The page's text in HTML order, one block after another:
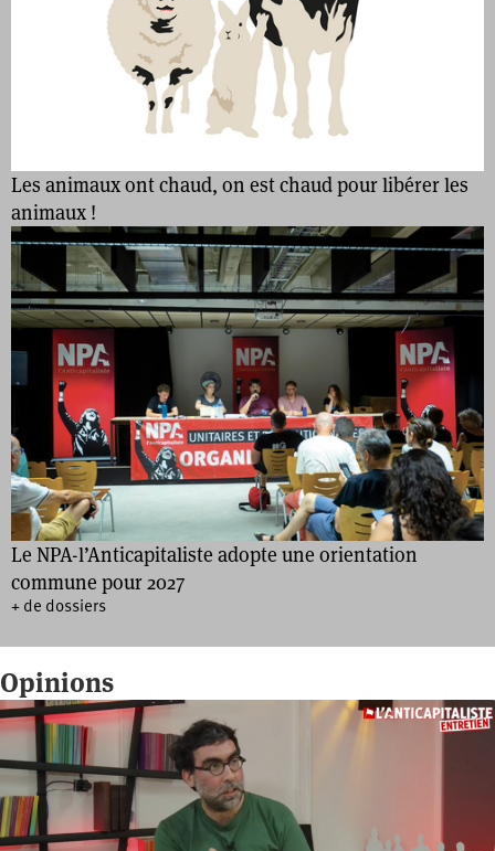
Les animaux ont chaud, on est chaud pour libérer les
animaux !
Le NPA-l’Anticapitaliste adopte une orientation
commune pour 2027
+ de dossiers
Opinions